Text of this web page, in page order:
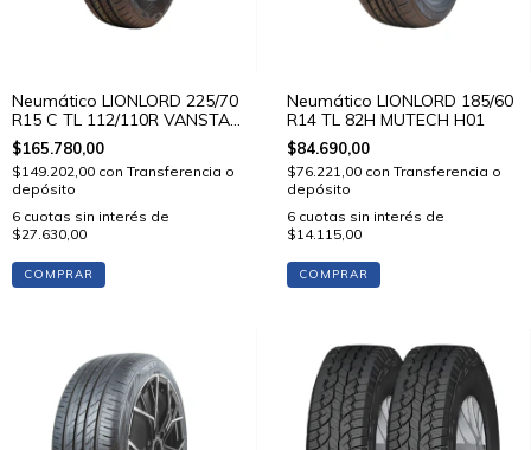
Neumático LIONLORD 225/70
R15 C TL 112/110R VANSTAR
C01
$165.780,00
$149.202,00 con Transferencia o
depósito
6 cuotas sin interés de
$27.630,00
COMPRAR
Neumático LIONLORD 185/60
R14 TL 82H MUTECH H01
$84.690,00
$76.221,00 con Transferencia o
depósito
6 cuotas sin interés de
$14.115,00
COMPRAR